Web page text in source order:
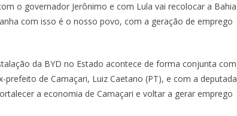
o governador Jerônimo e com Lula vai recolocar a Bahia
com isso é o nosso povo, com a geração de emprego
da BYD no Estado acontece de forma conjunta com
de Camaçari, Luiz Caetano (PT), e com a deputada
a economia de Camaçari e voltar a gerar emprego